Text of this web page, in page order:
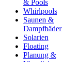
& Pools
Whirlpools
Saunen &
Dampfbäder
Solarien
Floating
Planung &